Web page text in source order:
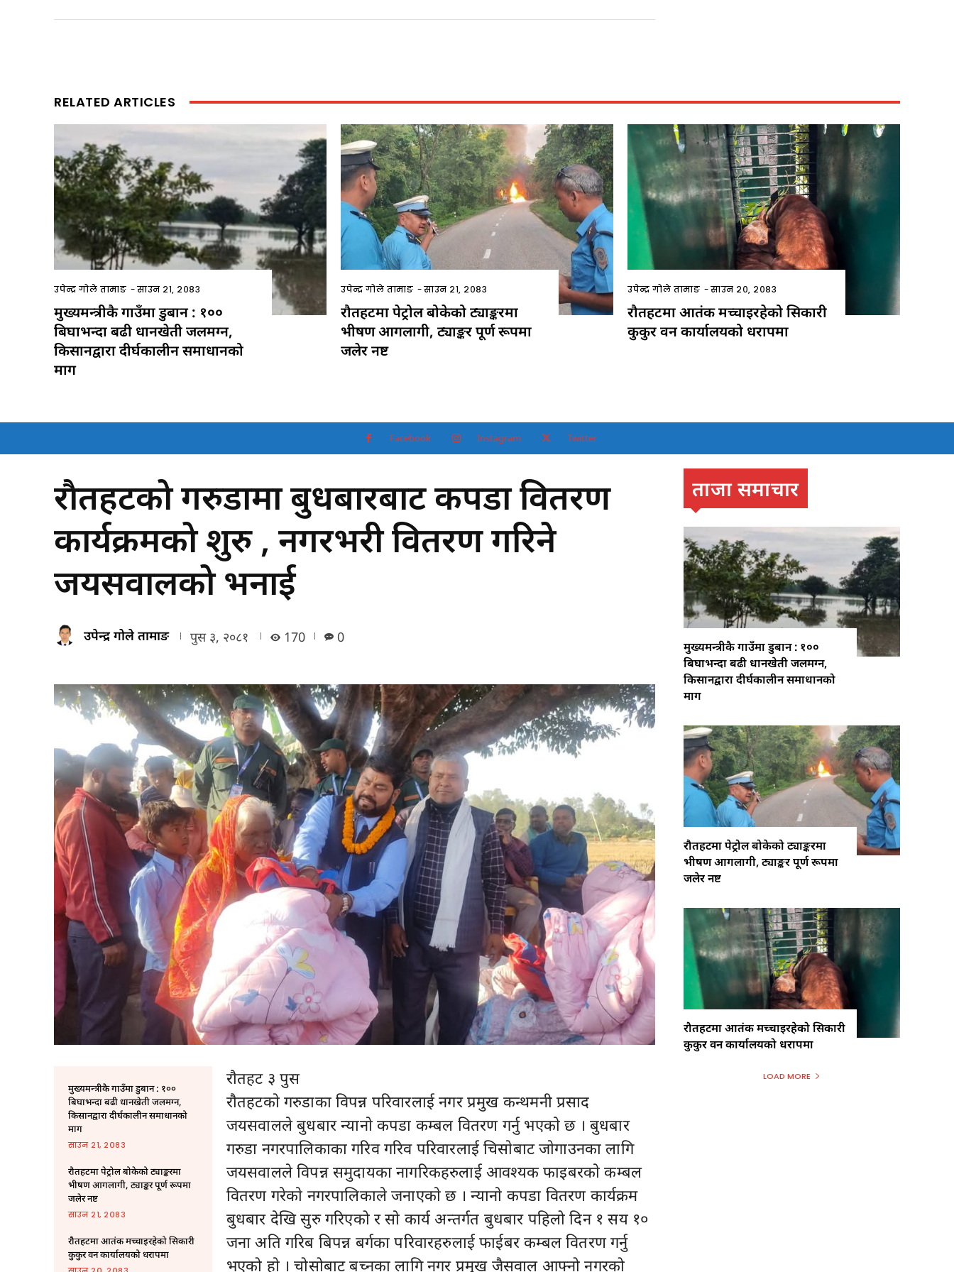
RELATED ARTICLES
उपेन्द्र गोले तामाङ -साउन २१, २०८३
मुख्यमन्त्रीकै गाउँमा डुबान : १००
बिघाभन्दा बढी धानखेती जलमग्न,
किसानद्वारा दीर्घकालीन समाधानको
माग
उपेन्द्र गोले तामाङ -साउन २१, २०८३
रौतहटमा पेट्रोल बोकेको ट्याङ्करमा
भीषण आगलागी, ट्याङ्कर पूर्ण रूपमा
जलेर नष्ट
उपेन्द्र गोले तामाङ -साउन २०, २०८३
रौतहटमा आतंक मच्चाइरहेको सिकारी
कुकुर वन कार्यालयको धरापमा
Facebook Instagram Twitter